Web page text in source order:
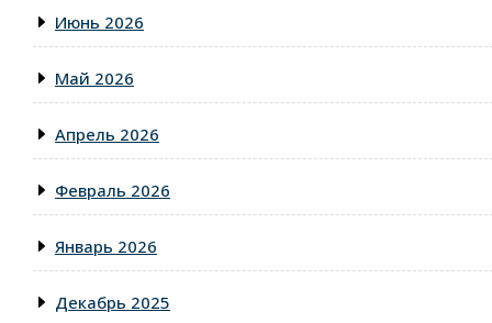
Июнь 2026
Май 2026
Апрель 2026
Февраль 2026
Январь 2026
Декабрь 2025